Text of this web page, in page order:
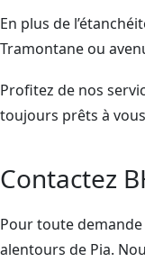
En plus de
Tramontane ou
Profitez de nos
toujours prêts à
Contactez
Pour toute
alentours de Pia.